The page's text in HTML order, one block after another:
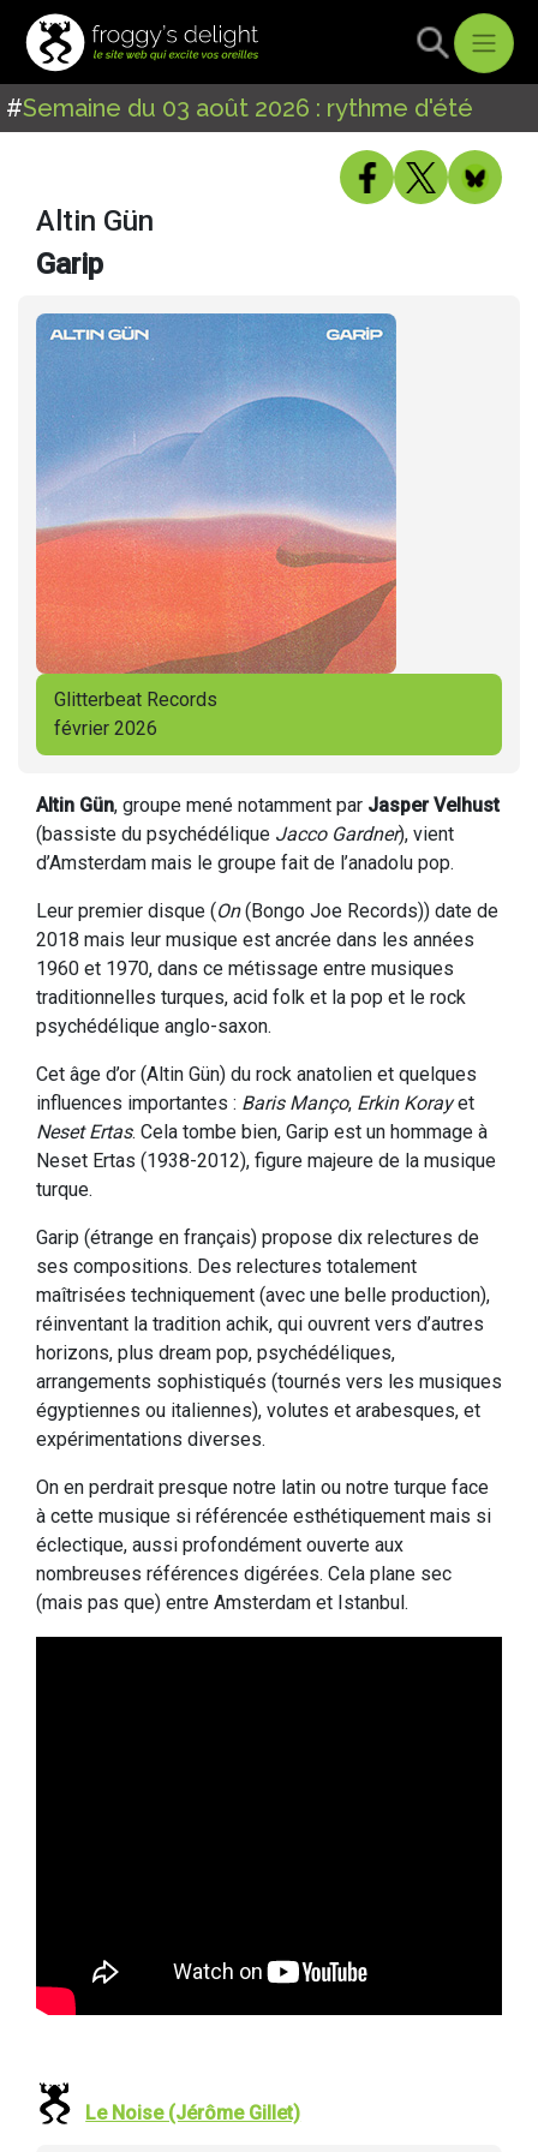
#Semaine du 03 août 2026 : rythme d'été
Altin Gün
Garip
Glitterbeat Records
février 2026
Altin Gün, groupe mené notamment par Jasper Velhust
(bassiste du psychédélique Jacco Gardner), vient
d’Amsterdam mais le groupe fait de l’anadolu pop.
Leur premier disque (On(Bongo Joe Records)) date de
2018 mais leur musique est ancrée dans les années
1960 et 1970, dans ce métissage entre musiques
traditionnelles turques, acid folk et la pop et le rock
psychédélique anglo-saxon.
Cet âge d’or (Altin Gün) du rock anatolien et quelques
influences importantes : Baris Manço, Erkin Korayet
Neset Ertas. Cela tombe bien, Garip est un hommage à
Neset Ertas (1938-2012), figure majeure de la musique
turque.
Garip (étrange en français) propose dix relectures de
ses compositions. Des relectures totalement
maîtrisées techniquement (avec une belle production),
réinventant la tradition achik, qui ouvrent vers d’autres
horizons, plus dream pop, psychédéliques,
arrangements sophistiqués (tournés vers les musiques
égyptiennes ou italiennes), volutes et arabesques, et
expérimentations diverses.
On en perdrait presque notre latin ou notre turque face
à cette musique si référencée esthétiquement mais si
éclectique, aussi profondément ouverte aux
nombreuses références digérées. Cela plane sec
(mais pas que) entre Amsterdam et Istanbul.
Le Noise (Jérôme Gillet)